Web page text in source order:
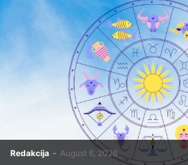
Redakcija - August 6, 2026